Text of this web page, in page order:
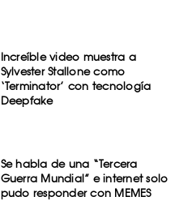
Increíble video muestra a
Sylvester Stallone como
‘Terminator’ con tecnología
Deepfake
Se habla de una “Tercera
Guerra Mundial” e internet solo
pudo responder con MEMES